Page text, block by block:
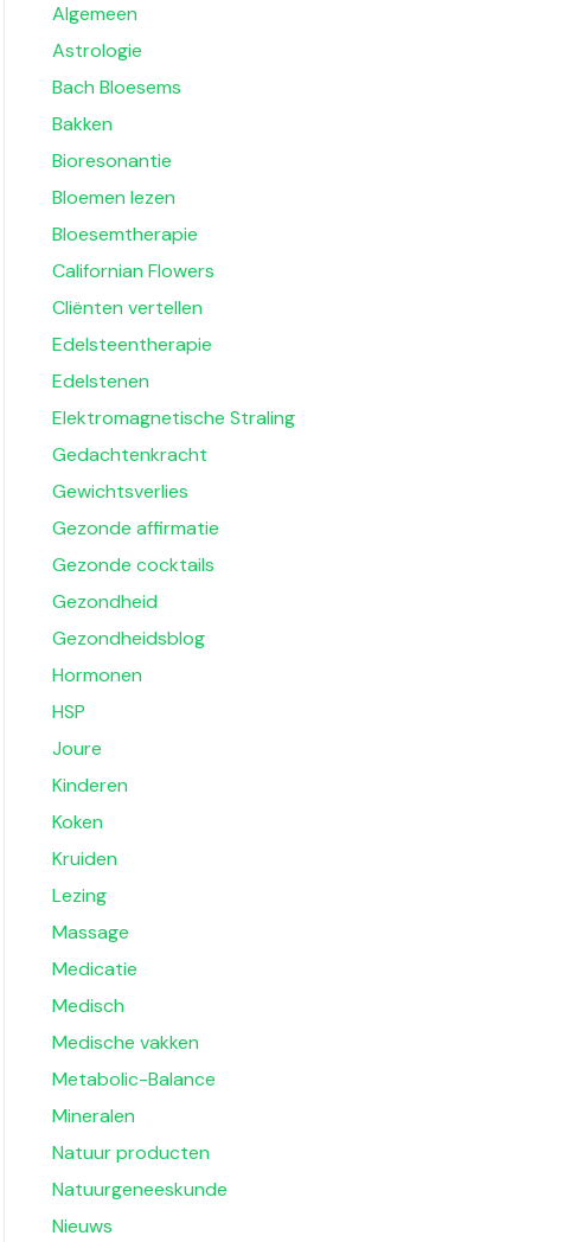
Algemeen
Astrologie
Bach Bloesems
Bakken
Bioresonantie
Bloemen lezen
Bloesemtherapie
Californian Flowers
Cliënten vertellen
Edelsteentherapie
Edelstenen
Elektromagnetische Straling
Gedachtenkracht
Gewichtsverlies
Gezonde affirmatie
Gezonde cocktails
Gezondheid
Gezondheidsblog
Hormonen
HSP
Joure
Kinderen
Koken
Kruiden
Lezing
Massage
Medicatie
Medisch
Medische vakken
Metabolic-Balance
Mineralen
Natuur producten
Natuurgeneeskunde
Nieuws